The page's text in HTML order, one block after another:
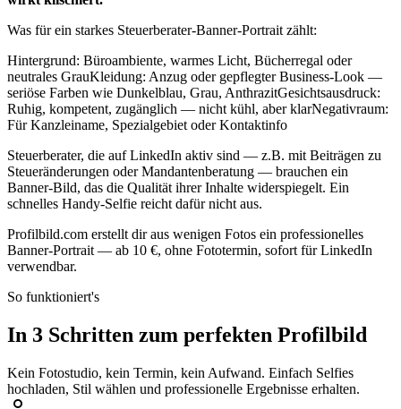
Was für ein starkes Steuerberater-Banner-Portrait zählt:
Hintergrund: Büroambiente, warmes Licht, Bücherregal oder
neutrales GrauKleidung: Anzug oder gepflegter Business-Look —
seriöse Farben wie Dunkelblau, Grau, AnthrazitGesichtsausdruck:
Ruhig, kompetent, zugänglich — nicht kühl, aber klarNegativraum:
Für Kanzleiname, Spezialgebiet oder Kontaktinfo
Steuerberater, die auf LinkedIn aktiv sind — z.B. mit Beiträgen zu
Steueränderungen oder Mandantenberatung — brauchen ein
Banner-Bild, das die Qualität ihrer Inhalte widerspiegelt. Ein
schnelles Handy-Selfie reicht dafür nicht aus.
Profilbild.com erstellt dir aus wenigen Fotos ein professionelles
Banner-Portrait — ab 10 €, ohne Fototermin, sofort für LinkedIn
verwendbar.
So funktioniert's
In 3 Schritten zum perfekten Profilbild
Kein Fotostudio, kein Termin, kein Aufwand. Einfach Selfies
hochladen, Stil wählen und professionelle Ergebnisse erhalten.